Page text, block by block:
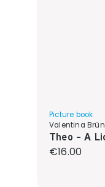
Picture book
Valentina
Theo - A
Regular
€16.00